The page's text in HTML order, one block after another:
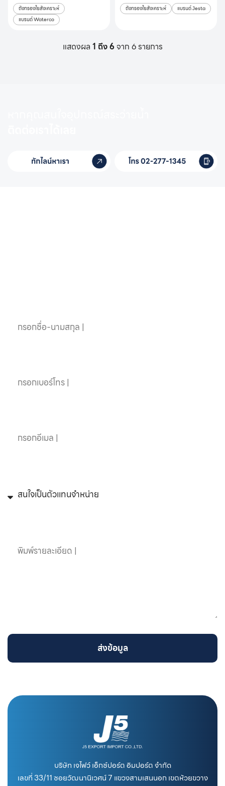
ถังกรองใยสังเคราะห์
แบรนด์ Waterco
ถังกรองใยสังเคราะห์ แบรนด์ Jesta
แสดงผล 1 ถึง 6จาก 6 รายการ
ส่งข้อมูล
บริษัท เจไฟว์ เอ็กซ์ปอร์ต อิมปอร์ต จำกัด
เลขที่ 33/11 ซอยวัฒนานิเวศน์ 7 แขวงสามเสนนอก เขตห้วยขวาง